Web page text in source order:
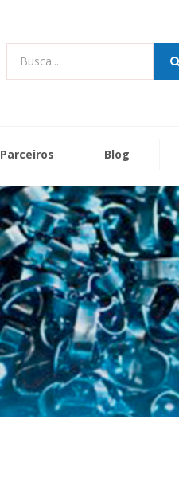
Busca...
Parceiros Blog